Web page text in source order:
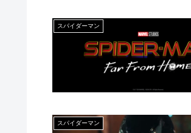
スパイダーマン
スパイダーマン